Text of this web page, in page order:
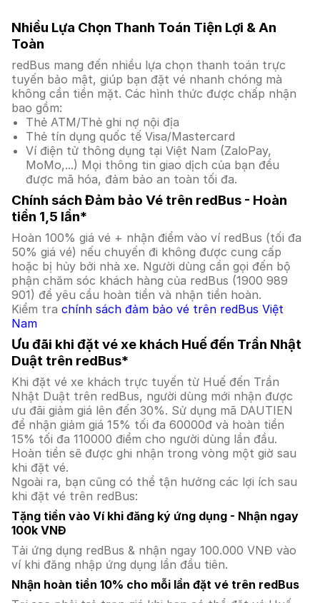
Nhiều Lựa Chọn Thanh Toán Tiện Lợi & An
Toàn
redBus mang đến nhiều lựa chọn thanh toán trực
tuyến bảo mật, giúp bạn đặt vé nhanh chóng mà
không cần tiền mặt. Các hình thức được chấp nhận
bao gồm:
Thẻ ATM/Thẻ ghi nợ nội địa
Thẻ tín dụng quốc tế Visa/Mastercard
Ví điện tử thông dụng tại Việt Nam (ZaloPay,
MoMo,...) Mọi thông tin giao dịch của bạn đều
được mã hóa, đảm bảo an toàn tối đa.
Chính sách Đảm bảo Vé trên redBus - Hoàn
tiền 1,5 lần*
Hoàn 100% giá vé + nhận điểm vào ví redBus (tối đa
50% giá vé) nếu chuyến đi không được cung cấp
hoặc bị hủy bởi nhà xe. Người dùng cần gọi đến bộ
phận chăm sóc khách hàng của redBus (1900 989
901) để yêu cầu hoàn tiền và nhận tiền hoàn.
Kiểm tra chính sách đảm bảo vé trên redBus Việt
Nam
Ưu đãi khi đặt vé xe khách Huế đến Trần Nhật
Duật trên redBus*
Khi đặt vé xe khách trực tuyến từ Huế đến Trần
Nhật Duật trên redBus, người dùng mới nhận được
ưu đãi giảm giá lên đến 30%. Sử dụng mã DAUTIEN
để nhận giảm giá 15% tối đa 60000đ và hoàn tiền
15% tối đa 110000 điểm cho người dùng lần đầu.
Hoàn tiền sẽ được ghi nhận trong vòng một giờ sau
khi đặt vé.
Ngoài ra, bạn cũng có thể tận hưởng các lợi ích sau
khi đặt vé trên redBus:
Tặng tiền vào Ví khi đăng ký ứng dụng - Nhận ngay
100k VNĐ
Tải ứng dụng redBus & nhận ngay 100.000 VNĐ vào
ví khi đăng nhập ứng dụng lần đầu tiên.
Nhận hoàn tiền 10% cho mỗi lần đặt vé trên redBus